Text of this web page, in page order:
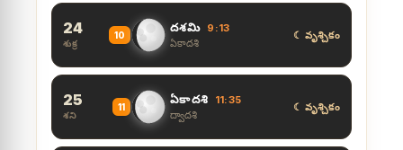
24
శుక్ర
10
దశమి 9:13
ఏకాదశి
☾ వృశ్చికం
25
శని
11
ఏకాదశి
11:35
ద్వాదశి
☾ వృశ్చికం